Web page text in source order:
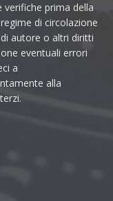
prima della
di circolazione
autore o altri diritti
eventuali errori
a
alla